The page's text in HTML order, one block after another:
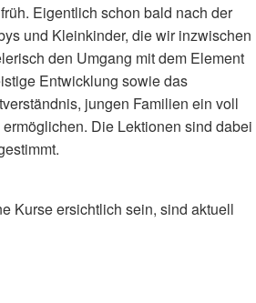
Eigentlich schon bald nach der
und Kleinkinder, die wir inzwischen
den Umgang mit dem Element
Entwicklung sowie das
jungen Familien ein voll
Die Lektionen sind dabei
Kurse ersichtlich sein, sind aktuell